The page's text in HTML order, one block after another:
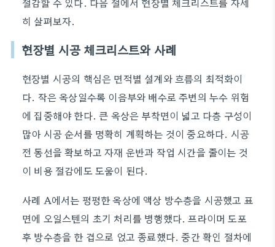
히 살펴보자.
현장별 시공 체크리스트와 사례
현장별 시공의 핵심은 면적별 설계와 흐름의 최적화이
다. 작은 옥상일수록 이음부와 배수로 주변의 누수 위험
에 집중해야 한다. 큰 옥상은 부착면이 넓고 다층 구성이
많아 시공 순서를 명확히 계획하는 것이 중요하다. 시공
전 동선을 확보하고 자재 운반과 작업 시간을 줄이는 것
이 비용 절감에도 도움이 된다.
사례 A에서는 평평한 옥상에 액상 방수층을 시공했고 표
면에 오일스텐의 초기 처리를 병행했다. 프라이머 도포
후 방수층을 한 겹으로 얹고 종료했다. 중간 확인 절차에